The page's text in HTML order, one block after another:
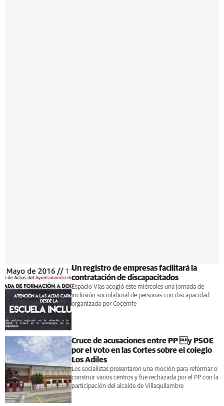
Un registro de empresas facilitará la
contratación de discapacitados
Espacio Vías acogió este miércoles una jornada de
inclusión sociolaboral de personas con discapacidad
organizada por Cocemfe
Cruce de acusaciones entre PP y PSOE
por el voto en las Cortes sobre el colegio
Los Adiles
Los socialistas presentaron una moción para reformar o
construir varios centros y fue rechazada por el PP con la
participación del alcalde de Villaquilambre